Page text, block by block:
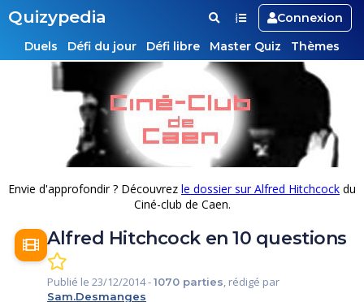
Quizypedia
Connexion
Duels
Défi du jour Défi libre Master Quiz Thèmes
Envie d'approfondir ? Découvrez le dossier sur Alfred Hitchcock du
Ciné-club de Caen.
Alfred Hitchcock en 10 questions
Publié le 23/12/2014 -1070 parties, rédigé par
Sam.Desmanges